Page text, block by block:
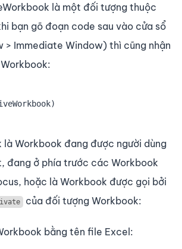
là một đối tượng thuộc
bạn gõ đoạn code sau vào cửa sổ
> Immediate Window) thì cũng nhận
Workbook đang được người dùng
đang ở phía trước các Workbook
hoặc là Workbook được gọi bởi
của đối tượng Workbook:
bằng tên file Excel: